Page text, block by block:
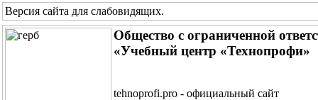
Версия сайта для слабовидящих.
Общество с ограниченной
«Учебный центр «Технопрофи»
tehnoprofi.pro - официальный сайт